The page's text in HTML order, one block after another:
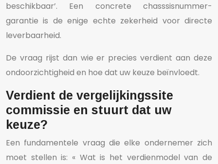
beschikbaar’. Een concrete chasssisnummer-
garantie is de enige echte zekerheid voor directe
leverbaarheid.
De vraag rijst dan wie er precies verdient aan deze
ondoorzichtigheid en hoe dat uw keuze beïnvloedt.
Verdient de vergelijkingssite
commissie en stuurt dat uw
keuze?
Een fundamentele vraag die elke ondernemer zich
moet stellen is: « Wat is het verdienmodel van de